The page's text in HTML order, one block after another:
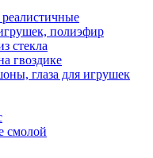
полиэфир
стекла
гвоздике
глаза для игрушек
смолой